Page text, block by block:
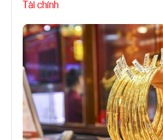
Tài chính